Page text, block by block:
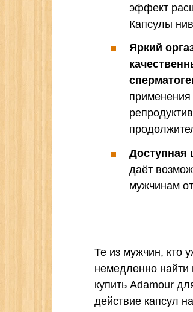
эффект
Капсулы
Яркий
применения
Доступная
даёт
мужчинам
Те из мужчин, кто
немедленно
купить Adamour
действие капсул